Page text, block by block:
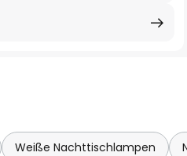
Weiße Nachttischlampen